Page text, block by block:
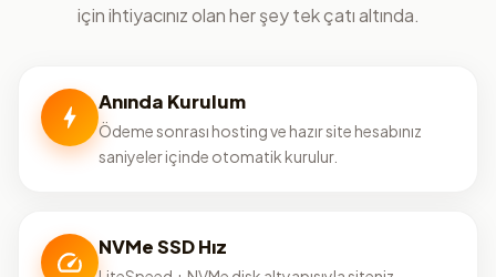
için ihtiyacınız olan her şey tek çatı altında.
Anında Kurulum
Ödeme sonrası hosting ve hazır site hesabınız
saniyeler içinde otomatik kurulur.
NVMe SSD Hız